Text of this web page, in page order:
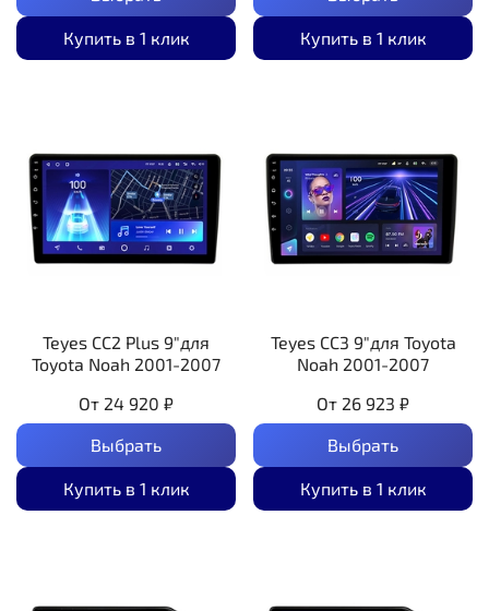
Купить в 1 клик Купить в 1 клик
Teyes CC2 Plus 9"для
Toyota Noah 2001-2007
От 24 920 ₽
Выбрать
Купить в 1 клик
Teyes CC3 9"для Toyota
Noah 2001-2007
От 26 923 ₽
Выбрать
Купить в 1 клик